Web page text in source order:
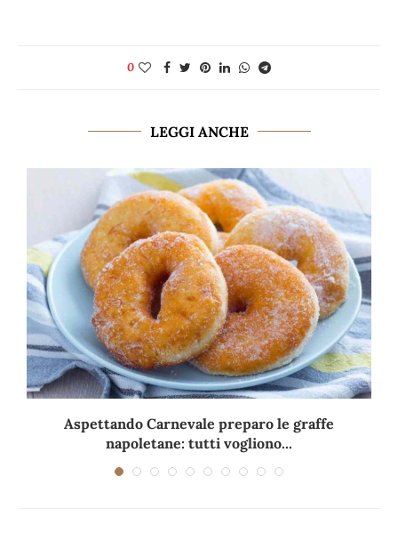
0
LEGGI ANCHE
Aspettando Carnevale preparo le graffe
napoletane: tutti vogliono...